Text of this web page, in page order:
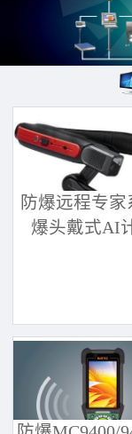
防爆远程专家
爆头戴式AI